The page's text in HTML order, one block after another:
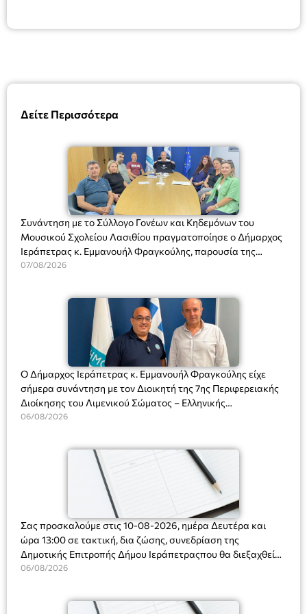
Δείτε Περισσότερα
Συνάντηση με το Σύλλογο Γονέων και Κηδεμόνων του
Μουσικού Σχολείου Λασιθίου πραγματοποίησε ο Δήμαρχος
Ιεράπετρας κ. Εμμανουήλ Φραγκούλης, παρουσία της
Διευθύντριας του σχολείου κας Μαριάννας Χαΐτα.
07/08/2026
Ο Δήμαρχος Ιεράπετρας κ. Εμμανουήλ Φραγκούλης είχε
σήμερα συνάντηση με τον Διοικητή της 7ης Περιφερειακής
Διοίκησης του Λιμενικού Σώματος – Ελληνικής
Ακτοφυλακής (Λ.Σ.-ΕΛ.ΑΚΤ.), Αρχιπλοίαρχο Λ.Σ. κ. Ιωάννη
06/08/2026
Σας προσκαλούμε στις 10-08-2026, ημέρα Δευτέρα και
ώρα 13:00 σε τακτική, δια ζώσης, συνεδρίαση της
Δημοτικής Επιτροπής Δήμου Ιεράπετραςπου θα διεξαχθεί
στο Δημοτικό Κατάστημα, Δημοκρατίας 31 στην αίθουσα
και λήψη αποφάσεων στα παρακάτω θέματα:
06/08/2026